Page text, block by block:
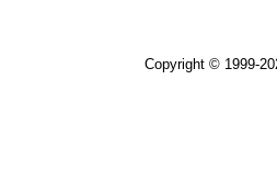
Copyright © 1999-